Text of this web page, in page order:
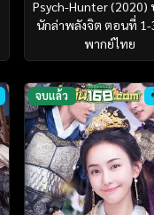
Psych-Hunter (2020)
นักล่าพลังจิต ตอนที่ 1-
พากย์ไทย
จบแล้ว